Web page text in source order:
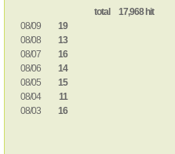
total 17,968 hit
08/09
19
08/08
13
08/07
16
08/06
14
08/05
15
08/04
11
08/03
16